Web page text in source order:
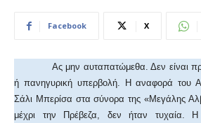
Facebook X
Ας μην αυταπατώμεθα. Δεν είναι
ή πανηγυρική υπερβολή. Η αναφορά του
Σάλι Μπερίσα στα σύνορα της «Μεγάλης
μέχρι την Πρέβεζα, δεν ήταν τυχαία.